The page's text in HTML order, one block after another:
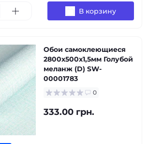
В корзину
Обои самоклеющиеся
2800х500х1,5мм Голубой
меланж (D) SW-
00001783
0
333.00 грн.